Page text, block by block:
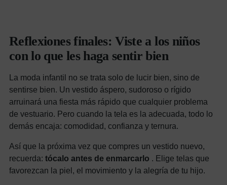
Reflexiones finales: Viste a los niños
con lo que les haga sentir bien
La moda infantil no se trata solo de lucir bien, sino de
sentirse bien. Un vestido áspero, sudoroso o rígido
arruinará una fiesta más rápido que cualquier problema
de vestuario. Pero cuando la tela es la adecuada, todo lo
demás encaja: comodidad, confianza y ternura.
Así que la próxima vez que compres un vestido nuevo,
recuerda: tócalo antes de enmarcarlo . Elige telas que
favorezcan la piel, el movimiento y la alegría de tu hijo.